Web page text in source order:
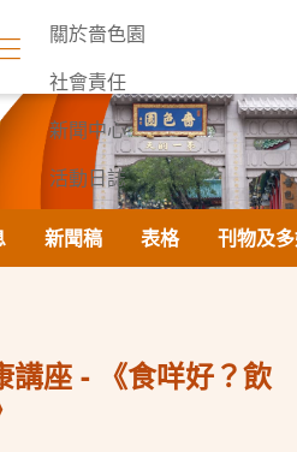
關於嗇色園
社會責任
新聞中心
活動日誌
聯絡我們
新聞稿 表格 刊物及
講座 - 《食咩好？飲